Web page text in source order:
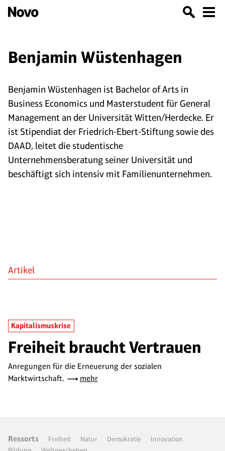
Benjamin Wüstenhagen
Benjamin Wüstenhagen ist Bachelor of Arts in
Business Economics und Masterstudent für General
Management an der Universität Witten/Herdecke. Er
ist Stipendiat der Friedrich-Ebert-Stiftung sowie des
DAAD, leitet die studentische
Unternehmensberatung seiner Universität und
beschäftigt sich intensiv mit Familienunternehmen.
Artikel
Kapitalismuskrise
Freiheit braucht Vertrauen
Anregungen für die Erneuerung der sozialen
Marktwirtschaft.
mehr
Ressorts Freiheit Natur Demokratie
Innovation